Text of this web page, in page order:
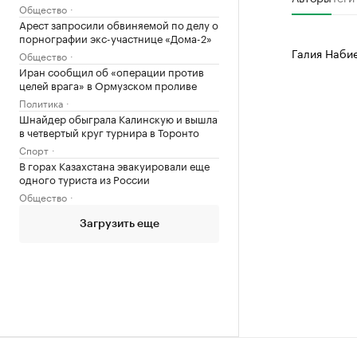
Общество
Арест запросили обвиняемой по делу о
порнографии экс-участнице «Дома-2»
Общество
Иран сообщил об «операции против
целей врага» в Ормузском проливе
Политика
Шнайдер обыграла Калинскую и вышла
в четвертый круг турнира в Торонто
Спорт
В горах Казахстана эвакуировали еще
одного туриста из России
Общество
Загрузить еще
Галия